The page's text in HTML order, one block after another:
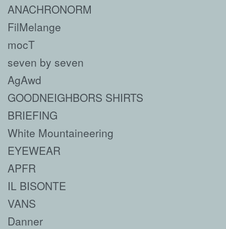
ANACHRONORM
FilMelange
mocT
seven by seven
AgAwd
GOODNEIGHBORS SHIRTS
BRIEFING
White Mountaineering
EYEWEAR
APFR
IL BISONTE
VANS
Danner